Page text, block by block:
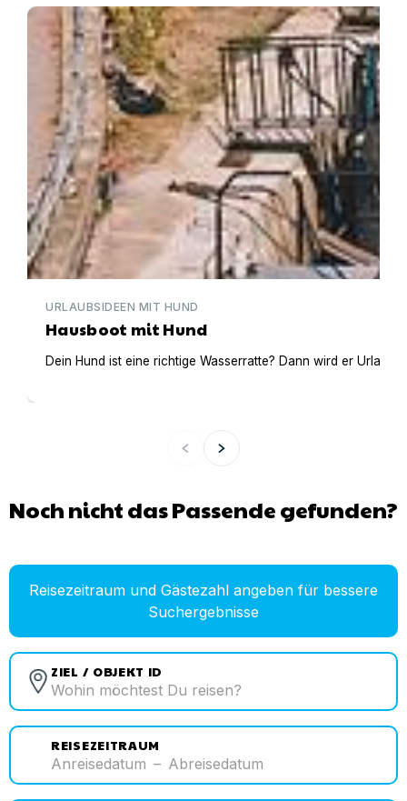
Hausboot mit Hund
URLAUBSIDEEN MIT HUND
Hausboot mit Hund
Dein Hund ist eine richtige Wasserratte? Dann wird er
Noch nicht das Passende gefunden?
Reisezeitraum und Gästezahl angeben für bessere
Suchergebnisse
ZIEL / OBJEKT ID
REISEZEITRAUM
Anreisedatum – Abreisedatum